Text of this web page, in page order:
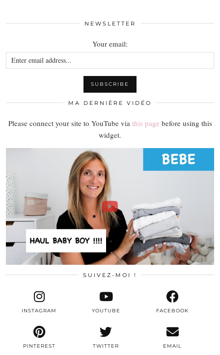
NEWSLETTER
Your email:
MA DERNIÈRE VIDÉO
Please connect your site to YouTube via this page before using this
widget.
SUIVEZ-MOI !
TWITTER
INSTAGRAM FACEBOOK
PINTEREST
YOUTUBE
EMAIL